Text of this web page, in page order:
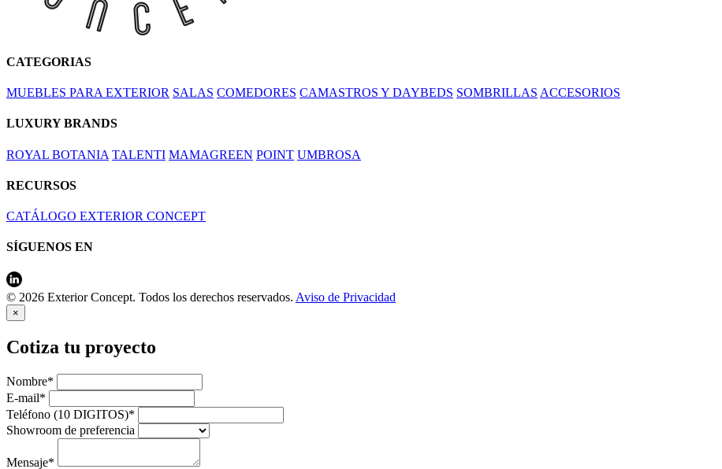
CATEGORIAS
MUEBLES PARA EXTERIOR SALAS COMEDORES CAMASTROS Y DAYBEDS SOMBRILLAS ACCESORIOS
LUXURY BRANDS
ROYAL BOTANIA TALENTI MAMAGREEN POINT UMBROSA
RECURSOS
CATÁLOGO EXTERIOR CONCEPT
SÍGUENOS EN
© 2026 Exterior Concept. Todos los derechos reservados. Aviso de Privacidad
×
Cotiza tu proyecto
Nombre*
E-mail*
Teléfono (10 DIGITOS)*
Showroom de preferencia
Mensaje*